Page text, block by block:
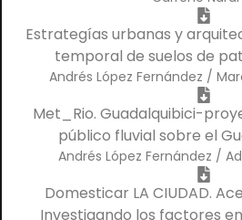
Estrategías urbanas y
temporal de suelos de
Andrés López Fernández /
Met_Rio. Guadalquibici-
público fluvial sobre el
Andrés López Fernández /
Domesticar LA CIUDAD.
Investigando los factores